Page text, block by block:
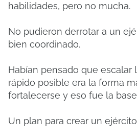
habilidades, pero no mucha.
No pudieron derrotar a un
bien coordinado.
Habían pensado que escalar
rápido posible era la forma
fortalecerse y eso fue la
Un plan para crear un